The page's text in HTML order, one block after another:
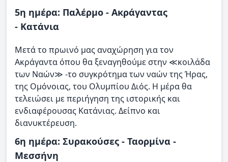
5η ημέρα: Παλέρμο - Ακράγαντας
- Κατάνια
Μετά το πρωινό μας αναχώρηση για τον
Ακράγαντα όπου θα ξεναγηθούμε στην ≪κοιλάδα
των Ναών≫ -το συγκρότημα των ναών της Ήρας,
της Ομόνοιας, του Ολυμπίου Διός. Η μέρα θα
τελειώσει με περιήγηση της ιστορικής και
ενδιαφέρουσας Κατάνιας. Δείπνο και
διανυκτέρευση.
6η ημέρα: Συρακούσες - Ταορμίνα -
Μεσσήνη